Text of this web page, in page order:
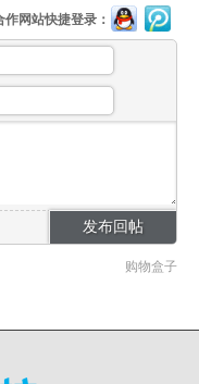
作网站快捷登录：
购物盒子